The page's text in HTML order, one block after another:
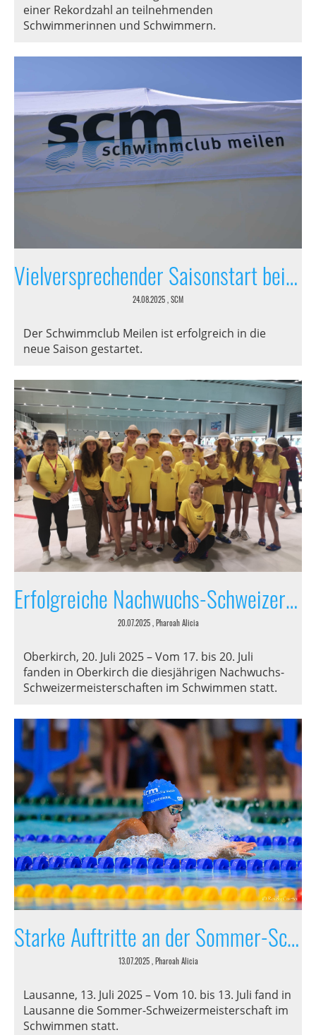
einer Rekordzahl an teilnehmenden
Schwimmerinnen und Schwimmern.
Vielversprechender Saisonstart beim Schwimmclub Meilen
24.08.2025, SCM
Der Schwimmclub Meilen ist erfolgreich in die
neue Saison gestartet.
Erfolgreiche Nachwuchs-Schweizermeisterschaft für Meilener Schwimmtalente in Oberkirch
20.07.2025, Pharoah Alicia
Oberkirch, 20. Juli 2025 – Vom 17. bis 20. Juli
fanden in Oberkirch die diesjährigen Nachwuchs-
Schweizermeisterschaften im Schwimmen statt.
Starke Auftritte an der Sommer-Schweizermeisterschaft in Lausanne
13.07.2025, Pharoah Alicia
Lausanne, 13. Juli 2025 – Vom 10. bis 13. Juli fand in
Lausanne die Sommer-Schweizermeisterschaft im
Schwimmen statt.